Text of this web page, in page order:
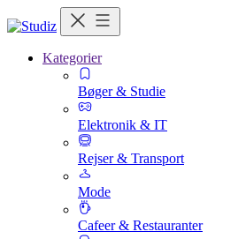
Kategorier
Bøger & Studie
Elektronik & IT
Rejser & Transport
Mode
Cafeer & Restauranter